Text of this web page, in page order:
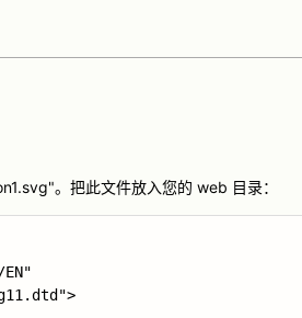
。把此文件放入您的 web 目录：